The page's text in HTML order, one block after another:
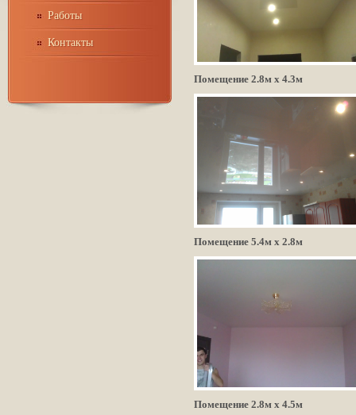
Работы
Контакты
Помещение 2.8м х 4.3м
Помещение 5.4м х 2.8м
Помещение 2.8м х 4.5м